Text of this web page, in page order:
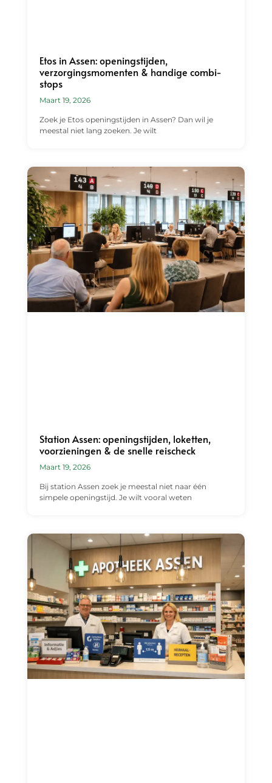
Etos in Assen: openingstijden,
verzorgingsmomenten & handige combi-
stops
Maart 19, 2026
Zoek je Etos openingstijden in Assen? Dan wil je
meestal niet lang zoeken. Je wilt
Station Assen: openingstijden, loketten,
voorzieningen & de snelle reischeck
Maart 19, 2026
Bij station Assen zoek je meestal niet naar één
simpele openingstijd. Je wilt vooral weten